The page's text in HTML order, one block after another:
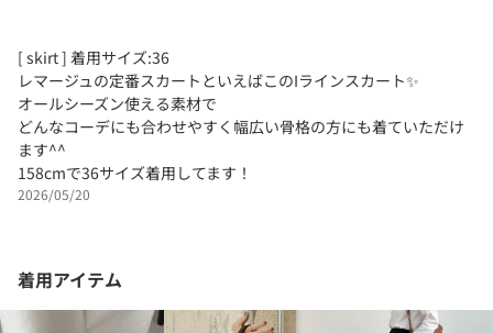
[ skirt ] 着用サイズ:36
レマージュの定番スカートといえばこのIラインスカート✨
オールシーズン使える素材で
どんなコーデにも合わせやすく幅広い骨格の方にも着ていただけ
ます^^
158cmで36サイズ着用してます！
2026/05/20
着用アイテム